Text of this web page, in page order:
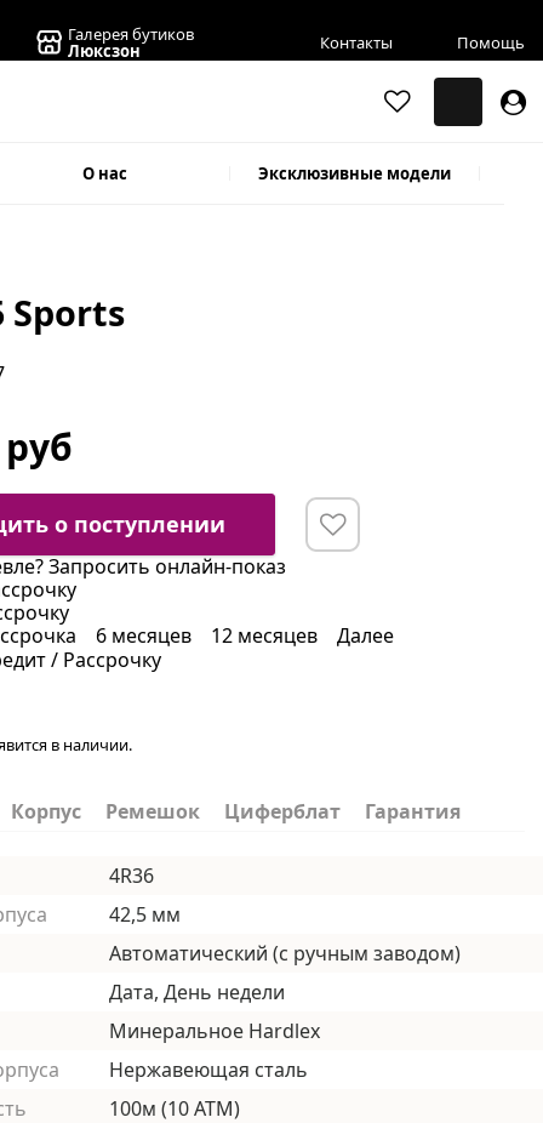
Галерея бутиков
Люксзон Контакты Помощь
О нас Эксклюзивные модели
Sports
о поступлении
Запросить онлайн-показ
6 месяцев 12 месяцев
Далее
/ Рассрочку
в наличии.
Корпус Ремешок Циферблат Гарантия
4R36
42,5 мм
Автоматический (с ручным заводом)
Дата, День недели
Минеральное Hardlex
Нержавеющая сталь
100м (10 АТМ)